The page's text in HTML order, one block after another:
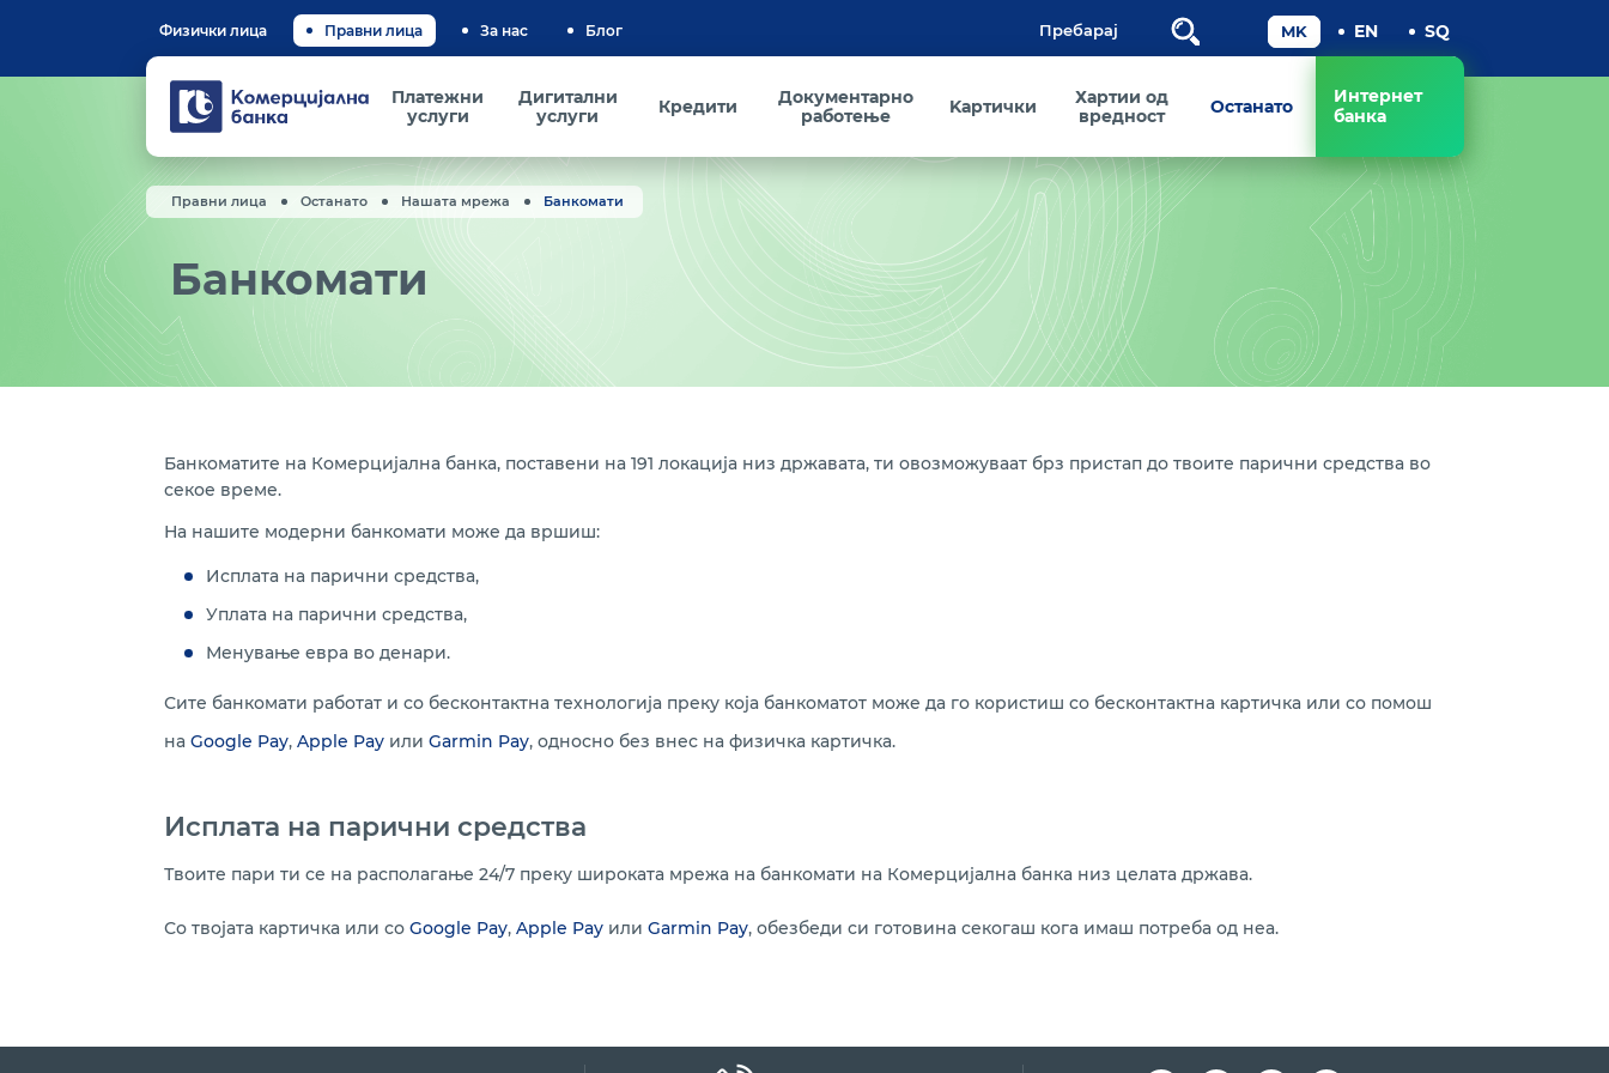
Физички лица Правни лица За нас Блог Пребарај
Комерцијална
банка
Платежни
услуги
Дигитални
услуги
Кредити
Документарно
работење
Kартички
Хартии од
вредност
Останато
Интернет
банка
Правни лица Останато Нашата мрежа Банкомати
Банкомати
Банкоматите на Комерцијална банка, поставени на 191 локација низ државата, ти овозможуваат брз пристап до твоите парични средства во
секое време.
На нашите модерни банкомати може да вршиш:
Исплата на парични средства,
Уплата на парични средства,
Менување евра во денари.
Сите банкомати работат и со бесконтактна технологија преку која банкоматот може да го користиш со бесконтактна картичка или со помош
на Google Pay, Apple Pay или Garmin Pay, односно без внес на физичка картичка.
Исплата на парични средства
Твоите пари ти се на располагање 24/7 преку широката мрежа на банкомати на Комерцијална банка низ целата држава.
Со твојата картичка или со Google Pay, Apple Pay или Garmin Pay, обезбеди си готовина секогаш кога имаш потреба од неа.